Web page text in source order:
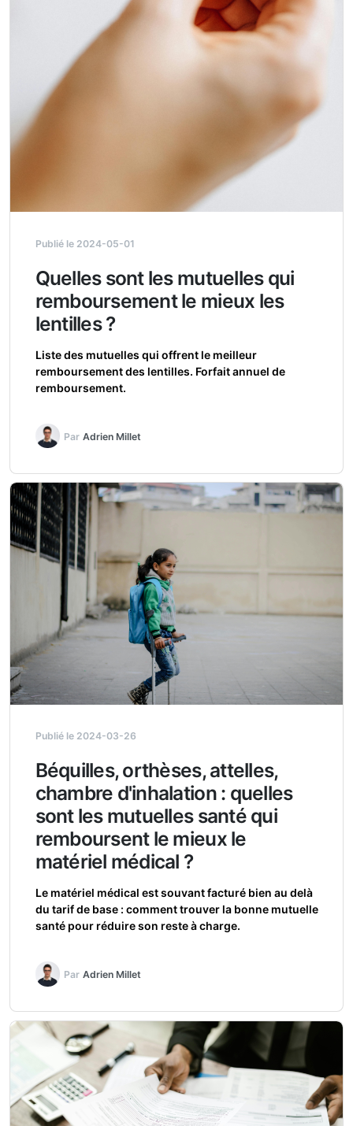
Publié le 2024-05-01
Quelles sont les mutuelles qui
remboursement le mieux les
lentilles ?
Liste des mutuelles qui offrent le meilleur
remboursement des lentilles. Forfait annuel de
remboursement.
Par Adrien Millet
Publié le 2024-03-26
Béquilles, orthèses, attelles,
chambre d'inhalation : quelles
sont les mutuelles santé qui
remboursent le mieux le
matériel médical ?
Le matériel médical est souvant facturé bien au delà
du tarif de base : comment trouver la bonne mutuelle
santé pour réduire son reste à charge.
Par Adrien Millet